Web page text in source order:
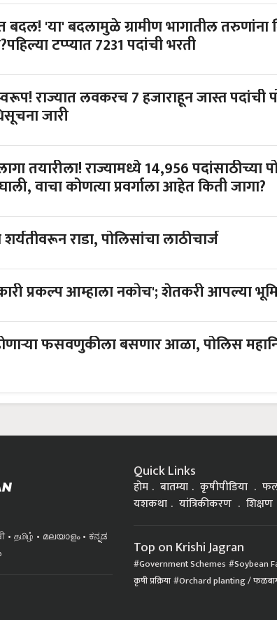
बदल! 'या' बदलामुळे ग्रामीण भागातील
टप्प्यात 7231 पदांची भरती
राज्यात लवकरच 7 हजाराहून जास्त पदांची
जारी
तयारीला! राज्यामध्ये 14,956 पदांसाठीच्या
वाचा कोणत्या प्रवर्गाला आहेत किती जागा?
राडा, पोलिसांचा लाठीचार्ज
प्रकल्प आम्हाला नकोच'; शेतकरी आपल्या
फसवणुकीला बसणार आळा, पोलिस
தமிழ் മലയാളം
ಕನ್ನಡ
Quick Links
होम बातम्या कृषीपीडिया
यशकथा
यांत्रिकीकरण शिक्षण
Top on Krishi Jagran
Government Schemes Soybean
कृषी प्रक्रिया Orchard planting /